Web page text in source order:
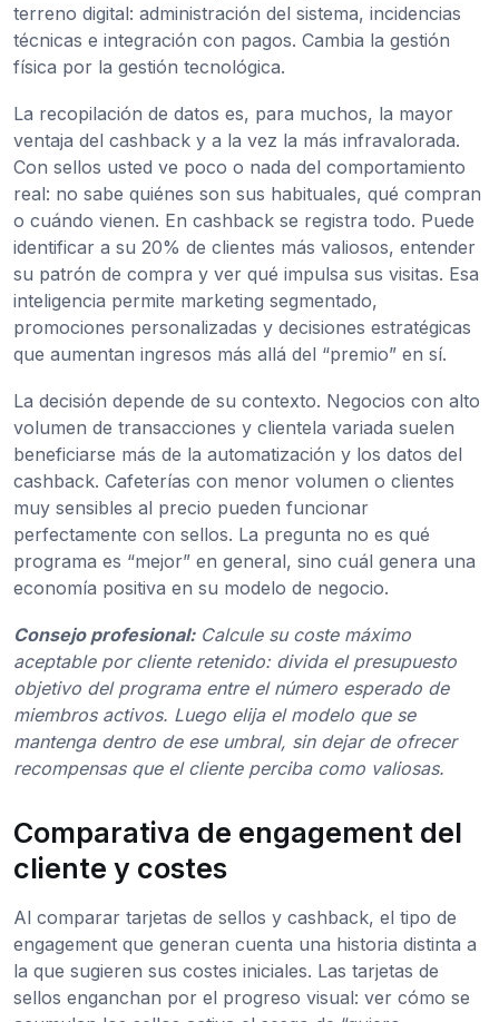
terreno digital: administración del sistema, incidencias
técnicas e integración con pagos. Cambia la gestión
física por la gestión tecnológica.
La recopilación de datos es, para muchos, la mayor
ventaja del cashback y a la vez la más infravalorada.
Con sellos usted ve poco o nada del comportamiento
real: no sabe quiénes son sus habituales, qué compran
o cuándo vienen. En cashback se registra todo. Puede
identificar a su 20% de clientes más valiosos, entender
su patrón de compra y ver qué impulsa sus visitas. Esa
inteligencia permite marketing segmentado,
promociones personalizadas y decisiones estratégicas
que aumentan ingresos más allá del “premio” en sí.
La decisión depende de su contexto. Negocios con alto
volumen de transacciones y clientela variada suelen
beneficiarse más de la automatización y los datos del
cashback. Cafeterías con menor volumen o clientes
muy sensibles al precio pueden funcionar
perfectamente con sellos. La pregunta no es qué
programa es “mejor” en general, sino cuál genera una
economía positiva en su modelo de negocio.
Consejo profesional: Calcule su coste máximo
aceptable por cliente retenido: divida el presupuesto
objetivo del programa entre el número esperado de
miembros activos. Luego elija el modelo que se
mantenga dentro de ese umbral, sin dejar de ofrecer
recompensas que el cliente perciba como valiosas.
Comparativa de engagement del
cliente y costes
Al comparar tarjetas de sellos y cashback, el tipo de
engagement que generan cuenta una historia distinta a
la que sugieren sus costes iniciales. Las tarjetas de
sellos enganchan por el progreso visual: ver cómo se